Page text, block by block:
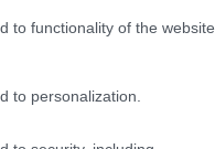
to functionality of the website
to personalization.